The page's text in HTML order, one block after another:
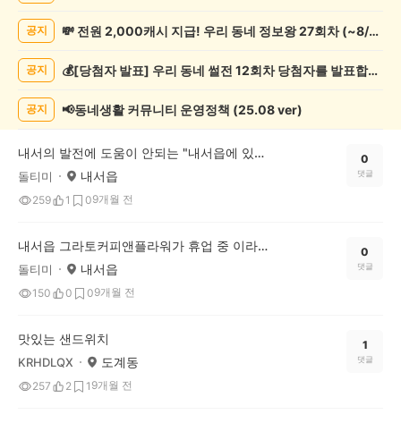
시
공지 💸 전원 2,000캐시 지급! 우리 동네 정보왕 27회차 (~8/10)
공지 💰[당첨자 발표] 우리 동네 썰전 12회차 당첨자를 발표합니다!
공지 📢동네생활 커뮤니티 운영정책 (25.08 ver)
내서의 발전에 도움이 안되는 "내서읍에 있는 창원시내서농산물도매시장"
돌티미 내서읍
259 1 09개월 전
0
댓글
내서읍 그라토커피앤플라워가 휴업 중 이라 서운해요
돌티미 내서읍
150 0 09개월 전
0
댓글
맛있는 샌드위치
KRHDLQX 도계동
257 2 1 9개월 전
1
댓글